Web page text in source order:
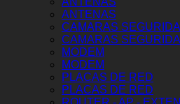
ANTENAS
CAMARAS
CAMARAS
MODEM
MODEM
PLACAS DE RED
PLACAS DE RED